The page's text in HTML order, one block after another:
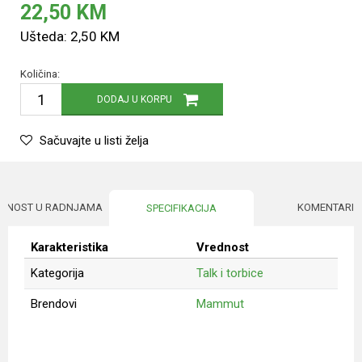
22,50 KM
Ušteda: 2,50 KM
Količina:
DODAJ U KORPU
Sačuvajte u listi želja
U RADNJAMA SPECIFIKACIJA KOMENTARI
Karakteristika
Vrednost
Kategorija
Talk i torbice
Brendovi Mammut